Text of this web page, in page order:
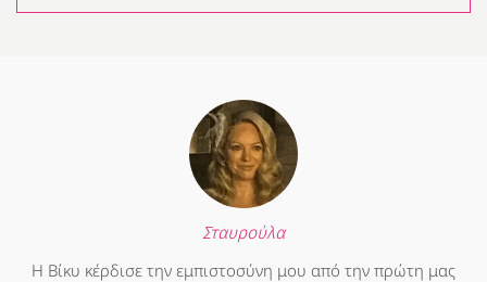
Σταυρούλα
Η Βίκυ κέρδισε την εμπιστοσύνη μου από την πρώτη μας